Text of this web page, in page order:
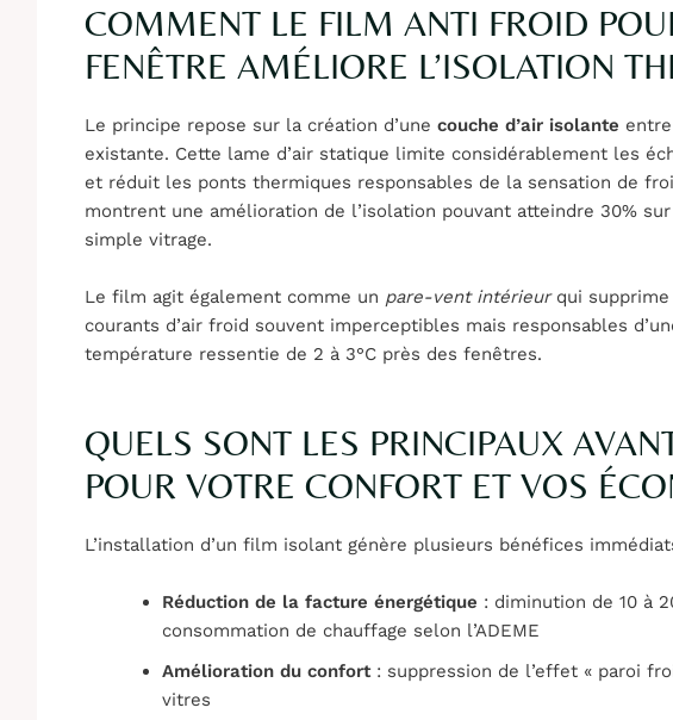
COMMENT LE FILM ANTI FROID
FENÊTRE AMÉLIORE L’ISOLATION
Le principe repose sur la création d’une couche d’air isolante
existante. Cette lame d’air statique limite considérablement les
et réduit les ponts thermiques responsables de la sensation de
montrent une amélioration de l’isolation pouvant atteindre 30%
simple vitrage.
Le film agit également comme un pare-vent intérieurqui
courants d’air froid souvent imperceptibles mais responsables
température ressentie de 2 à 3°C près des fenêtres.
QUELS SONT LES PRINCIPAUX
POUR VOTRE CONFORT ET VOS
L’installation d’un film isolant génère plusieurs bénéfices
Réduction de la facture énergétique : diminution de 10 à
consommation de chauffage selon l’ADEME
Amélioration du confort: suppression de l’effet « paroi
vitres